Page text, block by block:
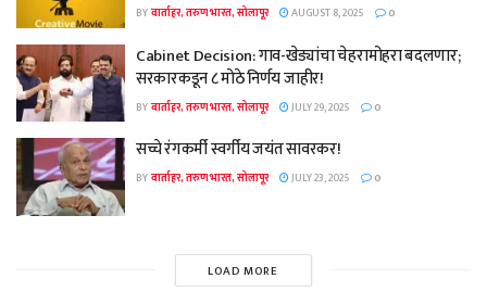
BYवार्ताहर, तरुण भारत, सोलापूर AUGUST 8, 2025 0
Cabinet Decision: गाव-खेड्यांचा चेहरामोहरा बदलणार;
सरकारकडून ८ मोठे निर्णय जाहीर!
BYवार्ताहर, तरुण भारत, सोलापूर JULY 29, 2025 0
सच्चे रंगकर्मी स्वर्गीय जयंत सावरकर!
BYवार्ताहर, तरुण भारत, सोलापूर JULY 23, 2025 0
LOAD MORE